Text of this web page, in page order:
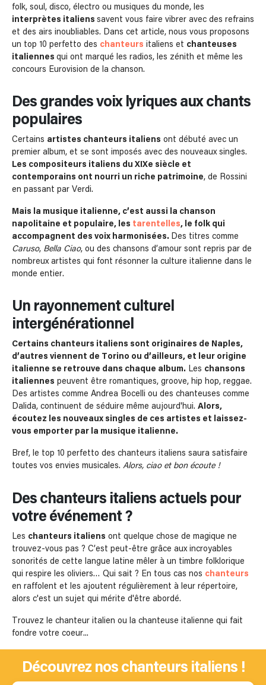
folk, soul, disco, électro ou musiques du monde, les
interprètes italiens savent vous faire vibrer avec des refrains
et des airs inoubliables. Dans cet article, nous vous proposons
un top 10 perfetto des chanteurs italiens et chanteuses
italiennes qui ont marqué les radios, les zénith et même les
concours Eurovision de la chanson.
Des grandes voix lyriques aux chants
populaires
Certains artistes chanteurs italiens ont débuté avec un
premier album, et se sont imposés avec des nouveaux singles.
Les compositeurs italiens du XIXe siècle et
contemporains ont nourri un riche patrimoine, de Rossini
en passant par Verdi.
Mais la musique italienne, c’est aussi la chanson
napolitaine et populaire, les tarentelles, le folk qui
accompagnent des voix harmonisées. Des titres comme
Caruso, Bella Ciao, ou des chansons d’amour sont repris par de
nombreux artistes qui font résonner la culture italienne dans le
monde entier.
Un rayonnement culturel
intergénérationnel
Certains chanteurs italiens sont originaires de Naples,
d’autres viennent de Torino ou d’ailleurs, et leur origine
italienne se retrouve dans chaque album. Les chansons
italiennes peuvent être romantiques, groove, hip hop, reggae.
Des artistes comme Andrea Bocelli ou des chanteuses comme
Dalida, continuent de séduire même aujourd'hui. Alors,
écoutez les nouveaux singles de ces artistes et laissez-
vous emporter par la musique italienne.
Bref, le top 10 perfetto des chanteurs italiens saura satisfaire
toutes vos envies musicales. Alors, ciao et bon écoute !
Des chanteurs italiens actuels pour
votre événement ?
Les chanteurs italiens ont quelque chose de magique ne
trouvez-vous pas ? C’est peut-être grâce aux incroyables
sonorités de cette langue latine mêler à un timbre folklorique
qui respire les oliviers… Qui sait ? En tous cas nos chanteurs
en raffolent et les ajoutent régulièrement à leur répertoire,
alors c'est un sujet qui mérite d'être abordé.
Trouvez le chanteur italien ou la chanteuse italienne qui fait
fondre votre coeur...
Découvrez nos chanteurs italiens !